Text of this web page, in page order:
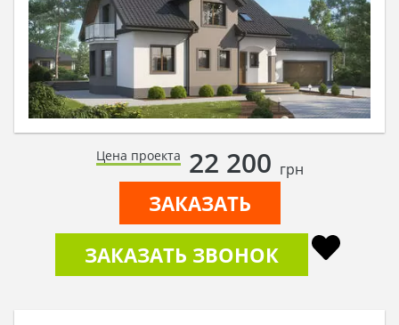
Цена проекта 22 200 грн
ЗАКАЗАТЬ
ЗАКАЗАТЬ ЗВОНОК